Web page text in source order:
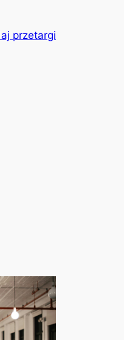
przetargi